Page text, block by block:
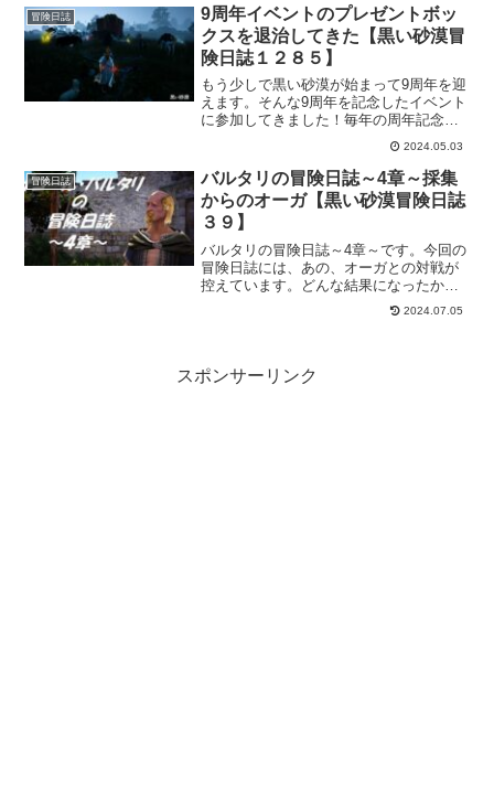
で改めて確認しておきました。
冒険日誌
9周年イベントのプレゼントボッ
クスを退治してきた【黒い砂漠冒
険日誌１２８５】
もう少しで黒い砂漠が始まって9周年を迎
えます。そんな9周年を記念したイベント
に参加してきました！毎年の周年記念は
楽しみでもあるんで、今年のケーキもし
2024.05.03
冒険日誌
バルタリの冒険日誌～4章～採集
からのオーガ【黒い砂漠冒険日誌
３９】
バルタリの冒険日誌～4章～です。今回の
冒険日誌には、あの、オーガとの対戦が
控えています。どんな結果になったかと
いうと…。最初は、採集でラクラクこな
2024.07.05
スポンサーリンク